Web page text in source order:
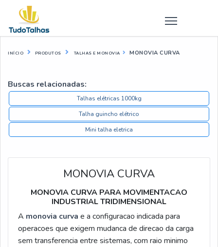
INÍCIO PRODUTOS TALHAS E MONOVIA MONOVIA CURVA
Buscas relacionadas:
Talhas elétricas 1000kg
Talha guincho elétrico
Mini talha eletrica
MONOVIA CURVA
MONOVIA CURVA PARA MOVIMENTACAO
INDUSTRIAL TRIDIMENSIONAL
A monovia curva e a configuracao indicada para
operacoes que exigem mudanca de direcao da carga
sem transferencia entre sistemas, com raio minimo